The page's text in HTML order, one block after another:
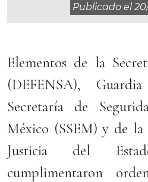
Publicado el
Elementos de la
(DEFENSA),
Secretaría de
México (SSEM) y de la
Justicia del
cumplimentaron